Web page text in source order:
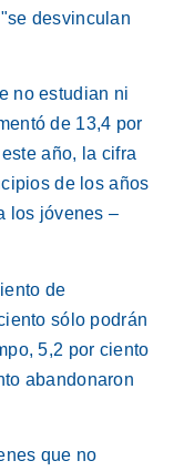
desvinculan
no estudian ni
de 13,4 por
año, la cifra
de los años
los jóvenes –
de
sólo podrán
5,2 por ciento
abandonaron
que no